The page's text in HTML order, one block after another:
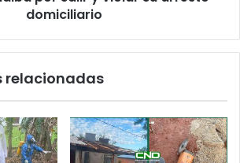
domiciliario
relacionadas